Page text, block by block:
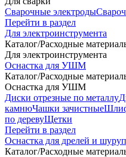
Сварочные электроды
Перейти в раздел
Для электроинструмента
Каталог/Расходные
Для электроинструмента
Оснастка для УШМ
Каталог/Расходные
Оснастка для УШМ
Диски отрезные по металлу
камнюЧашки зачистные
по деревуЩетки
Перейти в раздел
Оснастка для дрелей и
Каталог/Расходные